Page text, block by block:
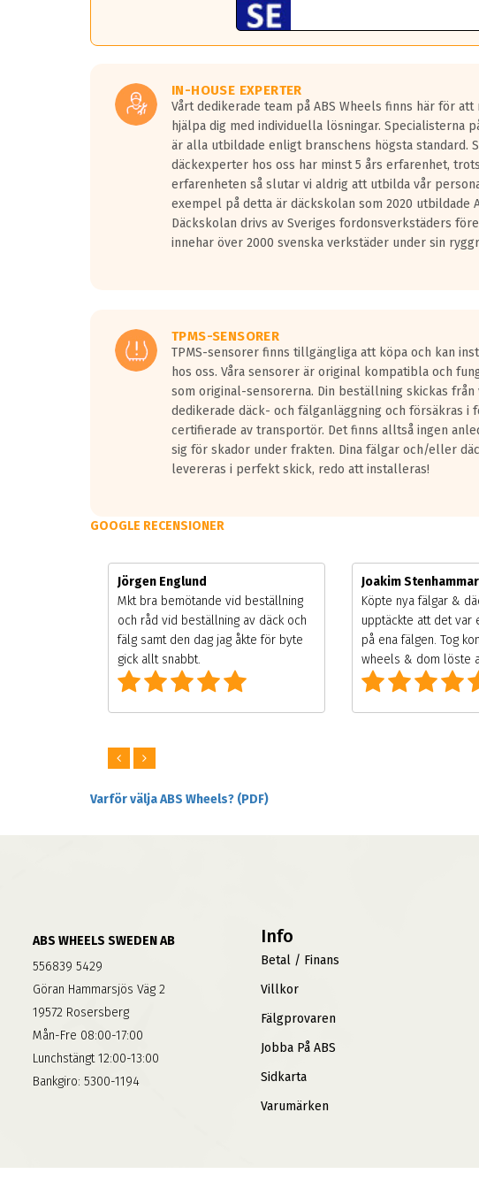
Viktigt att tänka på är att alltid använda en momentnyckel vid
TPMS står för Tyre Pressure Monitoring System och innebär
IN-HOUSE EXPERTER
Vårt dedikerade team på ABS Wheels finns här för
hjälpa dig med individuella lösningar. Specialisterna
är alla utbildade enligt branschens högsta standard.
däckexperter hos oss har minst 5 års erfarenhet,
erfarenheten så slutar vi aldrig att utbilda vår
exempel på detta är däckskolan som 2020 utbildade
Däckskolan drivs av Sveriges fordonsverkstäders
innehar över 2000 svenska verkstäder under sin
TPMS-SENSORER
TPMS-sensorer finns tillgängliga att köpa och kan
hos oss. Våra sensorer är original kompatibla och
som original-sensorerna. Din beställning skickas från
dedikerade däck- och fälganläggning och försäkras i
certifierade av transportör. Det finns alltså ingen
sig för skador under frakten. Dina fälgar och/eller
levereras i perfekt skick, redo att installeras!
GOOGLE RECENSIONER
Jörgen Englund
Mkt bra bemötande vid beställning
och råd vid beställning av däck och
fälg samt den dag jag åkte för byte
gick allt snabbt.
Joakim Stenhammar
Köpte nya fälgar &
upptäckte att det var
på ena fälgen. Tog
wheels & dom löste
Varför välja ABS Wheels? (PDF)
ABS WHEELS SWEDEN AB
556839 5429
Göran Hammarsjös Väg 2
19572 Rosersberg
Mån-Fre 08:00-17:00
Lunchstängt 12:00-13:00
Bankgiro: 5300-1194
Info
Betal / Finans
Villkor
Fälgprovaren
Jobba På ABS
Sidkarta
Varumärken